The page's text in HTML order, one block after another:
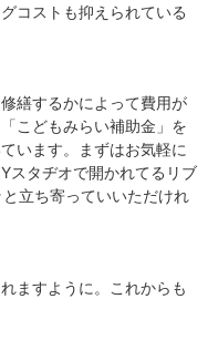
コストも抑えられている
繕するかによって費用が
こどもみらい補助金」を
います。まずはお気軽に
スタヂオで開かれてるリブ
立ち寄っていいただけれ
ますように。これからも